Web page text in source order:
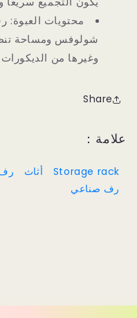
محتويات
شولوفس ومساحة
وغيرها من الديكورات
Share
علامة：
Storage rack أثاث
رف صناعي